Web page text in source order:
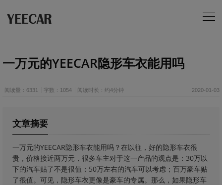
一万元的YEECAR隐形车衣能用吗
阅读量：6331 字数：1054 阅读时长：约4分钟 2020-01-03
文章摘要
一万元的YEECAR隐形车衣能用吗？在以往，好的隐形车衣很
贵，价格接近两万元，很多车主对于这一产品的观点是：30万以
下的汽车贴了不是很值；50万左右的汽车可以考虑；百万豪车贴
了很值。可见，隐形车衣更像是豪车的专属。那么，如果隐形车